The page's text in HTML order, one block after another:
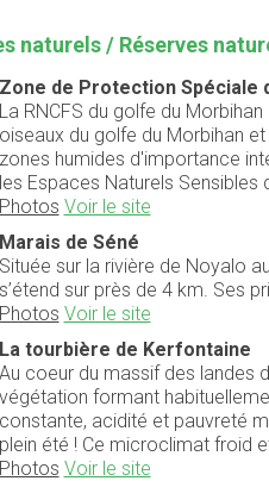
naturels / Réserves
Zone de Protection Spéciale
La RNCFS du golfe du
oiseaux du golfe du Morbihan
zones humides d'importance
les Espaces Naturels Sensibles
Photos Voir le site
Marais de Séné
Située sur la rivière de Noyalo
s’étend sur près de 4 km. Ses
Photos Voir le site
La tourbière de Kerfontaine
Au coeur du massif des landes
végétation formant
constante, acidité et pauvreté
plein été ! Ce microclimat froid
Photos Voir le site